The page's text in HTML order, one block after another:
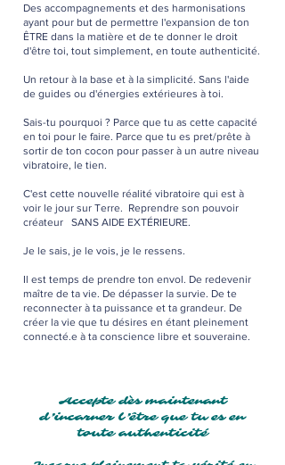
Des accompagnements et des harmonisations
ayant pour but de permettre l'expansion de ton
ÊTRE dans la matière et de te donner le droit
d'être toi, tout simplement, en toute authenticité.
​Un retour à la base et à la simplicité.​ Sans l'aide
de guides ou d'énergies extérieures à toi.
Sais-tu pourquoi ? Parce que tu as cette capacité
en toi pour le faire. Parce que tu es pret/prête à
sortir de ton cocon pour passer à un autre niveau
vibratoire, le tien. ​​
C'est cette nouvelle réalité vibratoire qui est à
voir le jour sur Terre. Reprendre son pouvoir
créateur SANS AIDE EXTÉRIEURE.
Je le sais, je le vois, je le ressens.
Il est temps de prendre ton envol. De redevenir
maître de ta vie. De dépasser la survie. De te
reconnecter à ta puissance et ta grandeur. De
créer la vie que tu désires en étant pleinement
connecté.e à ta conscience libre et souveraine.
Accepte dès maintenant
d’incarner l’être que tu es en
toute authenticité